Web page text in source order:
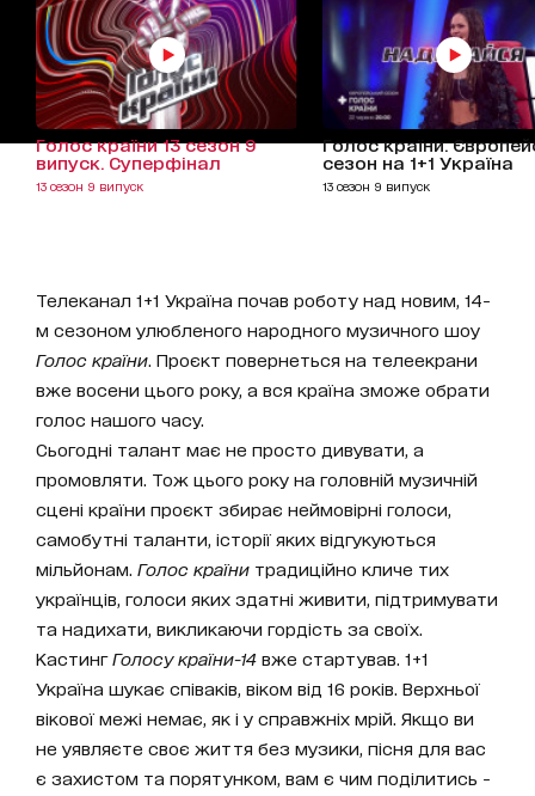
Голос країни 13 сезон 9
випуск. Суперфінал
13 сезон 9 випуск
Голос країни.
сезон на 1+1 Україна
13 сезон 9 випуск
Телеканал 1+1 Україна почав роботу над новим, 14-
м сезоном улюбленого народного музичного шоу
Голос країни . Проєкт повернеться на телеекрани
вже восени цього року, а вся країна зможе обрати
голос нашого часу.
Сьогодні талант має не просто дивувати, а
промовляти. Тож цього року на головній музичній
сцені країни проєкт збирає неймовірні голоси,
самобутні таланти, історії яких відгукуються
мільйонам. Голос країни традиційно кличе тих
українців, голоси яких здатні живити, підтримувати
та надихати, викликаючи гордість за своїх.
КастингГолосу країни-14 вже стартував. 1+1
Україна шукає співаків, віком від 16 років. Верхньої
вікової межі немає, як і у справжніх мрій. Якщо ви
не уявляєте своє життя без музики, пісня для вас
є захистом та порятунком, вам є чим поділитись -